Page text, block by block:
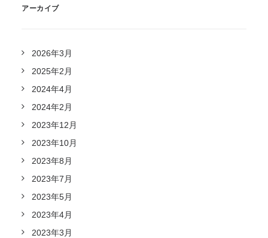
アーカイブ
2026年3月
2025年2月
2024年4月
2024年2月
2023年12月
2023年10月
2023年8月
2023年7月
2023年5月
2023年4月
2023年3月